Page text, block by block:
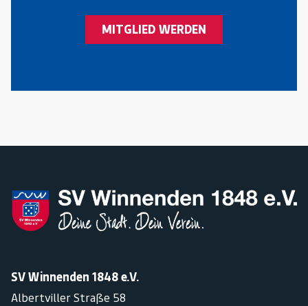
MITGLIED WERDEN
SV Winnenden 1848 e.V.
Albertviller Straße 58